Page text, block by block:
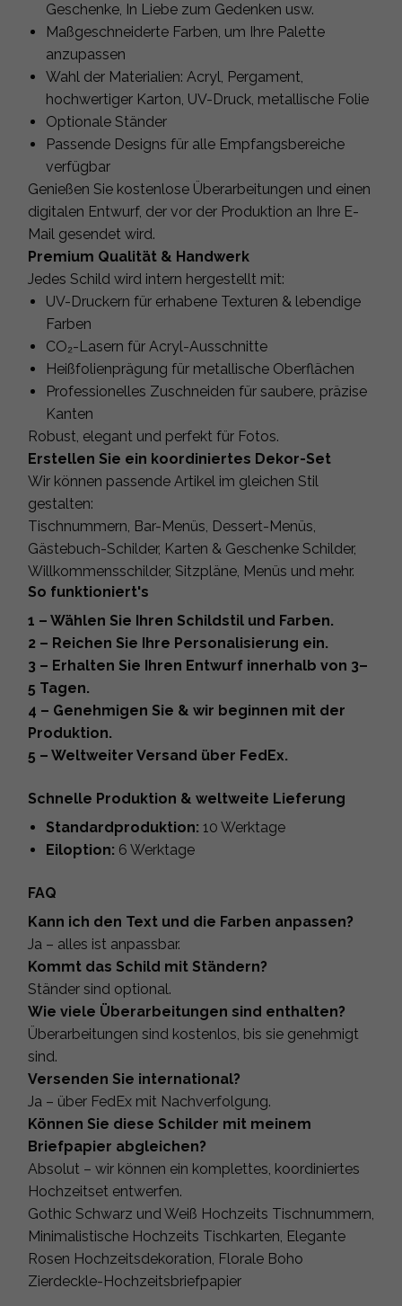
Geschenke, In Liebe zum Gedenken usw.
Maßgeschneiderte Farben, um Ihre Palette
anzupassen
Wahl der Materialien: Acryl, Pergament,
hochwertiger Karton, UV-Druck, metallische Folie
Optionale Ständer
Passende Designs für alle Empfangsbereiche
verfügbar
Genießen Sie kostenlose Überarbeitungen und einen
digitalen Entwurf, der vor der Produktion an Ihre E-
Mail gesendet wird.
Premium Qualität & Handwerk
Jedes Schild wird intern hergestellt mit:
UV-Druckern für erhabene Texturen & lebendige
Farben
CO₂-Lasern für Acryl-Ausschnitte
Heißfolienprägung für metallische Oberflächen
Professionelles Zuschneiden für saubere, präzise
Kanten
Robust, elegant und perfekt für Fotos.
Erstellen Sie ein koordiniertes Dekor-Set
Wir können passende Artikel im gleichen Stil
gestalten:
Tischnummern, Bar-Menüs, Dessert-Menüs,
Gästebuch-Schilder, Karten & Geschenke Schilder,
Willkommensschilder, Sitzpläne, Menüs und mehr.
So funktioniert's
1 – Wählen Sie Ihren Schildstil und Farben.
2 – Reichen Sie Ihre Personalisierung ein.
3 – Erhalten Sie Ihren Entwurf innerhalb von 3–
5 Tagen.
4 – Genehmigen Sie & wir beginnen mit der
Produktion.
5 – Weltweiter Versand über FedEx.
Schnelle Produktion & weltweite Lieferung
Standardproduktion: 10 Werktage
Eiloption: 6 Werktage
FAQ
Kann ich den Text und die Farben anpassen?
Ja – alles ist anpassbar.
Kommt das Schild mit Ständern?
Ständer sind optional.
Wie viele Überarbeitungen sind enthalten?
Überarbeitungen sind kostenlos, bis sie genehmigt
sind.
Versenden Sie international?
Ja – über FedEx mit Nachverfolgung.
Können Sie diese Schilder mit meinem
Briefpapier abgleichen?
Absolut – wir können ein komplettes, koordiniertes
Hochzeitset entwerfen.
Gothic Schwarz und Weiß Hochzeits Tischnummern,
Minimalistische Hochzeits Tischkarten, Elegante
Rosen Hochzeitsdekoration, Florale Boho
Zierdeckle-Hochzeitsbriefpapier